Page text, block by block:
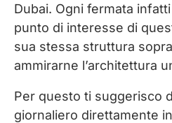
Dubai. Ogni fermata
punto di interesse di
sua stessa struttura
ammirarne l’architettura
Per questo ti suggerisco
giornaliero direttamente